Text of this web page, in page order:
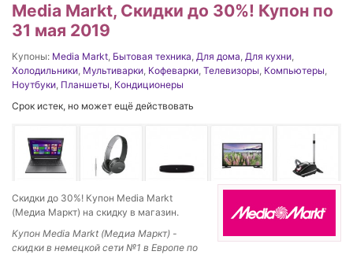
Media Markt, Скидки до 30%! Купон по
31 мая 2019
Купоны: Media Markt, Бытовая техника, Для дома, Для кухни,
Холодильники, Мультиварки, Кофеварки, Телевизоры, Компьютеры,
Ноутбуки, Планшеты, Кондиционеры
Срок истек, но может ещё действовать
Скидки до 30%! Купон Media Markt
(Медиа Маркт) на скидку в магазин.
Купон Media Markt (Медиа Маркт) -
скидки в немецкой сети №1 в Европе по